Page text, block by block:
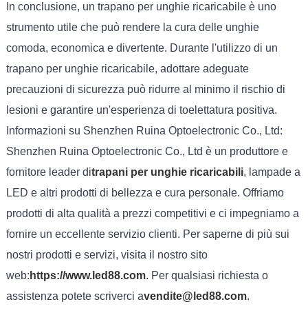
In conclusione, un trapano per unghie ricaricabile è uno
strumento utile che può rendere la cura delle unghie
comoda, economica e divertente. Durante l'utilizzo di un
trapano per unghie ricaricabile, adottare adeguate
precauzioni di sicurezza può ridurre al minimo il rischio di
lesioni e garantire un'esperienza di toelettatura positiva.
Informazioni su Shenzhen Ruina Optoelectronic Co., Ltd:
Shenzhen Ruina Optoelectronic Co., Ltd è un produttore e
fornitore leader ditrapani per unghie ricaricabili, lampade a
LED e altri prodotti di bellezza e cura personale. Offriamo
prodotti di alta qualità a prezzi competitivi e ci impegniamo a
fornire un eccellente servizio clienti. Per saperne di più sui
nostri prodotti e servizi, visita il nostro sito
web: https://www.led88.com. Per qualsiasi richiesta o
assistenza potete scriverci avendite@led88.com.